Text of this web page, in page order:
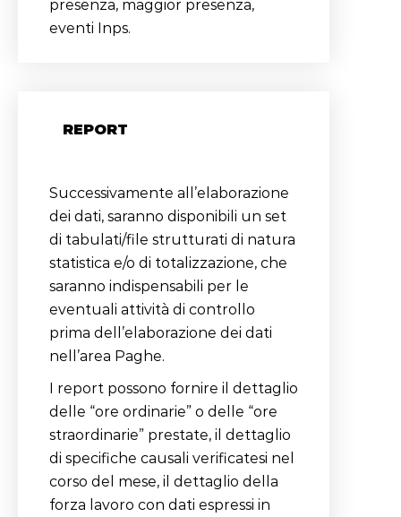
presenza, maggior presenza,
eventi Inps.
REPORT
Successivamente all’elaborazione
dei dati, saranno disponibili un set
di tabulati/file strutturati di natura
statistica e/o di totalizzazione, che
saranno indispensabili per le
eventuali attività di controllo
prima dell’elaborazione dei dati
nell’area Paghe.
I report possono fornire il dettaglio
delle “ore ordinarie” o delle “ore
straordinarie” prestate, il dettaglio
di specifiche causali verificatesi nel
corso del mese, il dettaglio della
forza lavoro con dati espressi in